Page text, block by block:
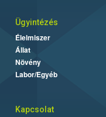
Ügyintézés
Élelmiszer
Állat
Növény
Labor/Egyéb
Kapcsolat